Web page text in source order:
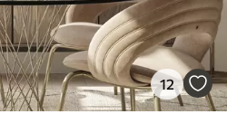
12